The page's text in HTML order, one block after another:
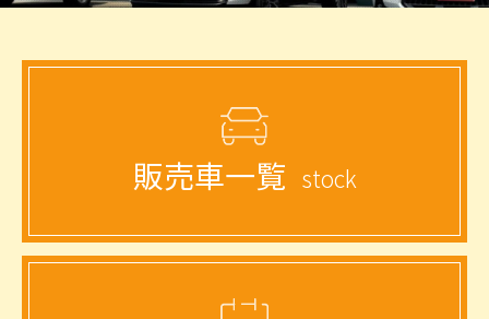
県
市)
販売車一覧 stock